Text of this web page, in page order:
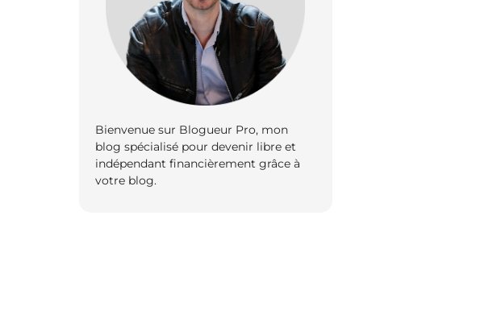
Bienvenue sur Blogueur Pro, mon
blog spécialisé pour devenir libre et
indépendant financièrement grâce à
votre blog.